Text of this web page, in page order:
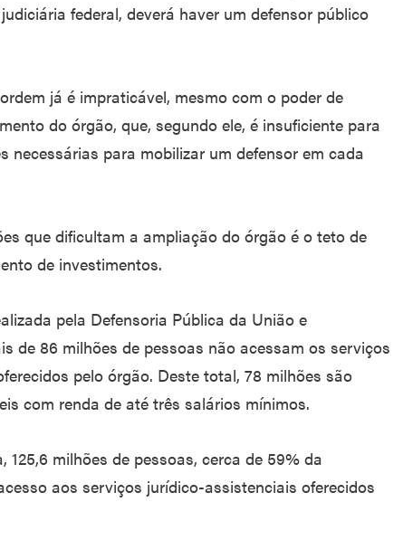
federal, deverá haver um defensor público
já é impraticável, mesmo com o poder de
do órgão, que, segundo ele, é insuficiente para
necessárias para mobilizar um defensor em cada
que dificultam a ampliação do órgão é o teto de
de investimentos.
pela Defensoria Pública da União e
de 86 milhões de pessoas não acessam os serviços
pelo órgão. Deste total, 78 milhões são
com renda de até três salários mínimos.
125,6 milhões de pessoas, cerca de 59% da
aos serviços jurídico-assistenciais oferecidos